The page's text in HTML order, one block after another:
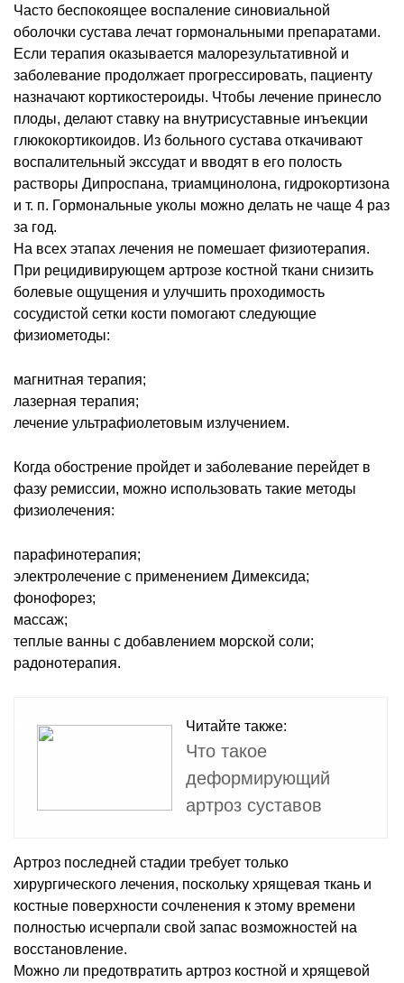
Часто беспокоящее воспаление синовиальной
оболочки сустава лечат гормональными препаратами.
Если терапия оказывается малорезультативной и
заболевание продолжает прогрессировать, пациенту
назначают кортикостероиды. Чтобы лечение принесло
плоды, делают ставку на внутрисуставные инъекции
глюкокортикоидов. Из больного сустава откачивают
воспалительный экссудат и вводят в его полость
растворы Дипроспана, триамцинолона, гидрокортизона
и т. п. Гормональные уколы можно делать не чаще 4 раз
за год.
На всех этапах лечения не помешает физиотерапия.
При рецидивирующем артрозе костной ткани снизить
болевые ощущения и улучшить проходимость
сосудистой сетки кости помогают следующие
физиометоды:
магнитная терапия;
лазерная терапия;
лечение ультрафиолетовым излучением.
Когда обострение пройдет и заболевание перейдет в
фазу ремиссии, можно использовать такие методы
физиолечения:
парафинотерапия;
электролечение с применением Димексида;
фонофорез;
массаж;
теплые ванны с добавлением морской соли;
радонотерапия.
Читайте также:
Что такое
деформирующий
артроз суставов
Артроз последней стадии требует только
хирургического лечения, поскольку хрящевая ткань и
костные поверхности сочленения к этому времени
полностью исчерпали свой запас возможностей на
восстановление.
Можно ли предотвратить артроз костной и хрящевой